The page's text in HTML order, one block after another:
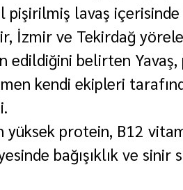
pişirilmiş lavaş
İzmir ve Tekirdağ
belirten Yavaş,
kendi ekipleri
yüksek protein, B12
bağışıklık ve